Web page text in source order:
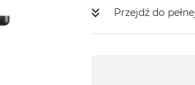
Przejdź do